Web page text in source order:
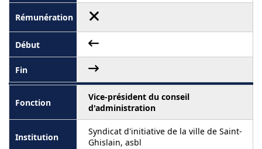
Vice-président du conseil
d'administration
Syndicat d'initiative de la ville de Saint-
Ghislain, asbl